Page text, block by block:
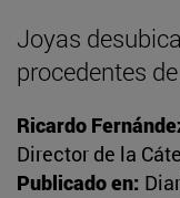
Joyas
procedentes
Ricardo
Director de la
Publicado en: